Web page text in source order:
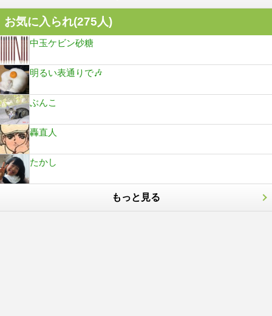
お気に入られ(275人)
中玉ケビン砂糖
明るい表通りで🎶
ぶんこ
轟直人
たかし
もっと見る